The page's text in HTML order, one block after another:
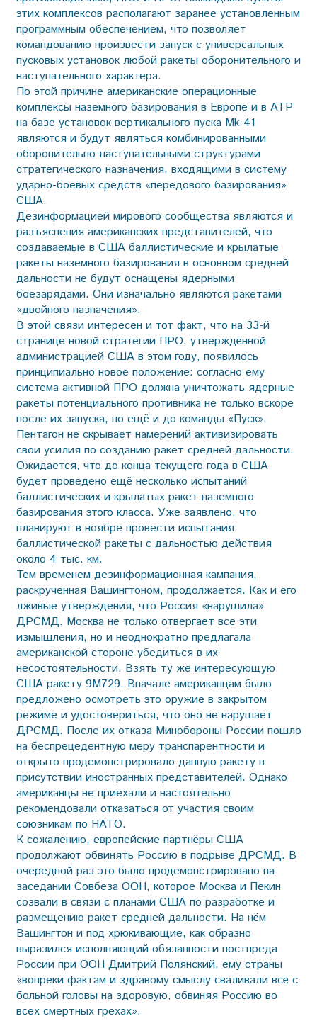
этих комплексов располагают заранее установленным
программным обеспечением, что позволяет
командованию произвести запуск с универсальных
пусковых установок любой ракеты оборонительного и
наступательного характера.
По этой причине американские операционные
комплексы наземного базирования в Европе и в АТР
на базе установок вертикального пуска Мk-41
являются и будут являться комбинированными
оборонительно-наступательными структурами
стратегического назначения, входящими в систему
ударно-боевых средств «передового базирования»
США.
Дезинформацией мирового сообщества являются и
разъяснения американских представителей, что
создаваемые в США баллистические и крылатые
ракеты наземного базирования в основном средней
дальности не будут оснащены ядерными
боезарядами. Они изначально являются ракетами
«двойного назначения».
В этой связи интересен и тот факт, что на 33-й
странице новой стратегии ПРО, утверждённой
администрацией США в этом году, появилось
принципиально новое положение: согласно ему
система активной ПРО должна уничтожать ядерные
ракеты потенциального противника не только вскоре
после их запуска, но ещё и до команды «Пуск».
Пентагон не скрывает намерений активизировать
свои усилия по созданию ракет средней дальности.
Ожидается, что до конца текущего года в США
будет проведено ещё несколько испытаний
баллистических и крылатых ракет наземного
базирования этого класса. Уже заявлено, что
планируют в ноябре провести испытания
баллистической ракеты с дальностью действия
около 4 тыс. км.
Тем временем дезинформационная кампания,
раскрученная Вашингтоном, продолжается. Как и его
лживые утверждения, что Россия «нарушила»
ДРСМД. Москва не только отвергает все эти
измышления, но и неоднократно предлагала
американской стороне убедиться в их
несостоятельности. Взять ту же интересующую
США ракету 9М729. Вначале американцам было
предложено осмотреть это оружие в закрытом
режиме и удостовериться, что оно не нарушает
ДРСМД. После их отказа Минобороны России пошло
на беспрецедентную меру транспарентности и
открыто продемонстрировало данную ракету в
присутствии иностранных представителей. Однако
американцы не приехали и настоятельно
рекомендовали отказаться от участия своим
союзникам по НАТО.
К сожалению, европейские партнёры США
продолжают обвинять Россию в подрыве ДРСМД. В
очередной раз это было продемонстрировано на
заседании Совбеза ООН, которое Москва и Пекин
созвали в связи с планами США по разработке и
размещению ракет средней дальности. На нём
Вашингтон и под хрюкивающие, как образно
выразился исполняющий обязанности постпреда
России при ООН Дмитрий Полянский, ему страны
«вопреки фактам и здравому смыслу сваливали всё с
больной головы на здоровую, обвиняя Россию во
всех смертных грехах».